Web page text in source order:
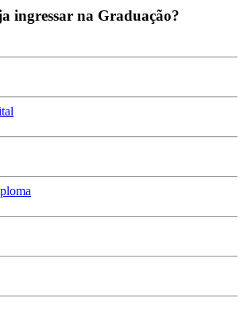
ingressar na Graduação?